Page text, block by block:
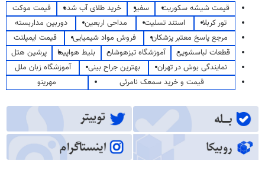
قیمت شیشه سکوریت سفیر خرید طلای آب شده
قیمت موکت
تور کربلا
استند تسلیت مداحی اربعین
دوربین مداربسته
مرجع پاسخ معتبر پزشکان
فروش مواد شیمیایی
قیمت ایمپلنت
قطعات لباسشویی
آموزشگاه تیزهوشان بلیط هواپیما
پرشین هتل
نمایندگی بوش در تهران
بهترین جراح بینی
آموزشگاه زبان ملل
قیمت و خرید سمعک نامرئی
مهرینو